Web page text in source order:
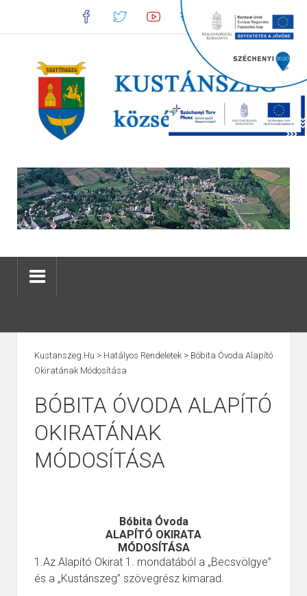
Kustanszeg.hu > Hatályos Rendeletek > Bóbita Óvoda Alapító
Okiratának Módosítása
BÓBITA ÓVODA ALAPÍTÓ
OKIRATÁNAK
MÓDOSÍTÁSA
Bóbita Óvoda
ALAPÍTÓ OKIRATA
MÓDOSÍTÁSA
1.Az Alapító Okirat 1. mondatából a „Becsvölgye”
és a „Kustánszeg” szövegrész kimarad.